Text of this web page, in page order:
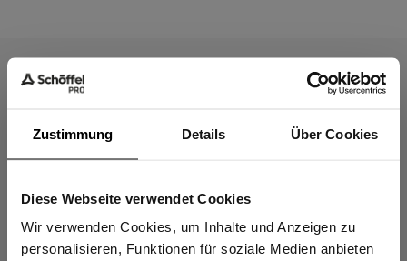
Zustimmung Details Über Cookies
Diese Webseite verwendet Cookies
Wir verwenden Cookies, um Inhalte und Anzeigen zu
personalisieren, Funktionen für soziale Medien anbieten
Sind Sie
Gewerbetreibender?